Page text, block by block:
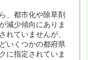
、都市化や除草剤
減少傾向にありま
れていませんが、
いくつかの都府県
に指定されていま